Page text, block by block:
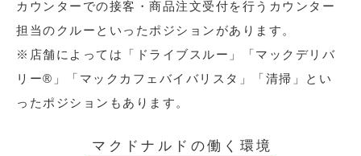
カウンターでの接客・商品注文受付を行うカウンター
担当のクルーといったポジションがあります。
※店舗によっては「ドライブスルー」「マックデリバ
リー®︎」「マックカフェバイバリスタ」「清掃」とい
ったポジションもあります。
マクドナルドの働く環境